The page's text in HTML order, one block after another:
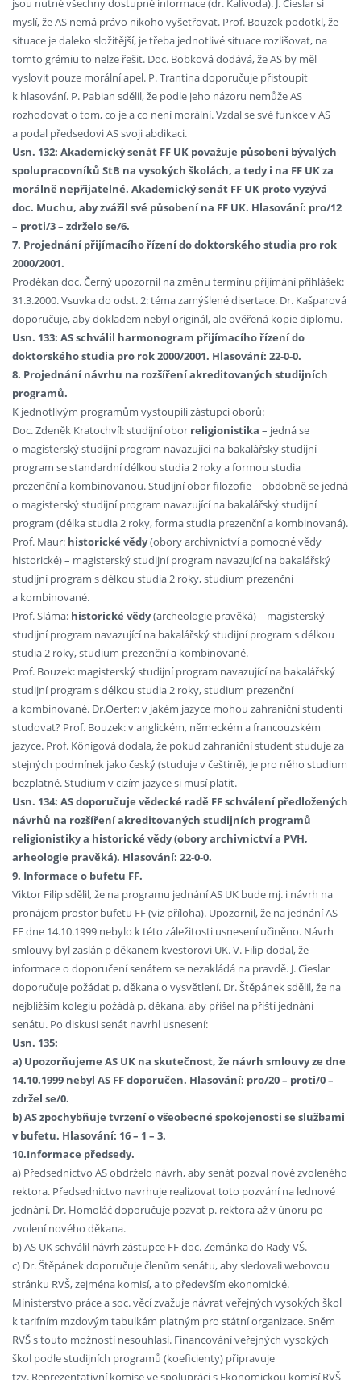
jsou nutné všechny dostupné informace (dr. Kalivoda). J. Cieslar si
myslí, že AS nemá právo nikoho vyšetřovat. Prof. Bouzek podotkl, že
situace je daleko složitější, je třeba jednotlivé situace rozlišovat, na
tomto grémiu to nelze řešit. Doc. Bobková dodává, že AS by měl
vyslovit pouze morální apel. P. Trantina doporučuje přistoupit
k hlasování. P. Pabian sdělil, že podle jeho názoru nemůže AS
rozhodovat o tom, co je a co není morální. Vzdal se své funkce v AS
a podal předsedovi AS svoji abdikaci.
Usn. 132: Akademický senát FF UK považuje působení bývalých
spolupracovníků StB na vysokých školách, a tedy i na FF UK za
morálně nepřijatelné. Akademický senát FF UK proto vyzývá
doc. Muchu, aby zvážil své působení na FF UK. Hlasování: pro/12
– proti/3 – zdrželo se/6.
7. Projednání přijímacího řízení do doktorského studia pro rok
2000/2001.
Proděkan doc. Černý upozornil na změnu termínu přijímání přihlášek:
31.3.2000. Vsuvka do odst. 2: téma zamýšlené disertace. Dr. Kašparová
doporučuje, aby dokladem nebyl originál, ale ověřená kopie diplomu.
Usn. 133: AS schválil harmonogram přijímacího řízení do
doktorského studia pro rok 2000/2001. Hlasování: 22-0-0.
8. Projednání návrhu na rozšíření akreditovaných studijních
programů.
K jednotlivým programům vystoupili zástupci oborů:
Doc. Zdeněk Kratochvíl: studijní obor religionistika – jedná se
o magisterský studijní program navazující na bakalářský studijní
program se standardní délkou studia 2 roky a formou studia
prezenční a kombinovanou. Studijní obor filozofie – obdobně se jedná
o magisterský studijní program navazující na bakalářský studijní
program (délka studia 2 roky, forma studia prezenční a kombinovaná).
Prof. Maur: historické vědy(obory archivnictví a pomocné vědy
historické) – magisterský studijní program navazující na bakalářský
studijní program s délkou studia 2 roky, studium prezenční
a kombinované.
Prof. Sláma: historické vědy(archeologie pravěká) – magisterský
studijní program navazující na bakalářský studijní program s délkou
studia 2 roky, studium prezenční a kombinované.
Prof. Bouzek: magisterský studijní program navazující na bakalářský
studijní program s délkou studia 2 roky, studium prezenční
a kombinované. Dr.Oerter: v jakém jazyce mohou zahraniční studenti
studovat? Prof. Bouzek: v anglickém, německém a francouzském
jazyce. Prof. Königová dodala, že pokud zahraniční student studuje za
stejných podmínek jako český (studuje v češtině), je pro něho studium
bezplatné. Studium v cizím jazyce si musí platit.
Usn. 134: AS doporučuje vědecké radě FF schválení předložených
návrhů na rozšíření akreditovaných studijních programů
religionistiky a historické vědy (obory archivnictví a PVH,
arheologie pravěká). Hlasování: 22-0-0.
9. Informace o bufetu FF.
Viktor Filip sdělil, že na programu jednání AS UK bude mj. i návrh na
pronájem prostor bufetu FF (viz příloha). Upozornil, že na jednání AS
FF dne 14.10.1999 nebylo k této záležitosti usnesení učiněno. Návrh
smlouvy byl zaslán p děkanem kvestorovi UK. V. Filip dodal, že
informace o doporučení senátem se nezakládá na pravdě. J. Cieslar
doporučuje požádat p. děkana o vysvětlení. Dr. Štěpánek sdělil, že na
nejbližším kolegiu požádá p. děkana, aby přišel na příští jednání
senátu. Po diskusi senát navrhl usnesení:
Usn. 135:
a) Upozorňujeme AS UK na skutečnost, že návrh smlouvy ze dne
14.10.1999 nebyl AS FF doporučen. Hlasování: pro/20 – proti/0 –
zdržel se/0.
b) AS zpochybňuje tvrzení o všeobecné spokojenosti se službami
v bufetu. Hlasování: 16 – 1 – 3.
10.Informace předsedy.
a) Předsednictvo AS obdrželo návrh, aby senát pozval nově zvoleného
rektora. Předsednictvo navrhuje realizovat toto pozvání na lednové
jednání. Dr. Homoláč doporučuje pozvat p. rektora až v únoru po
zvolení nového děkana.
b) AS UK schválil návrh zástupce FF doc. Zemánka do Rady VŠ.
c) Dr. Štěpánek doporučuje členům senátu, aby sledovali webovou
stránku RVŠ, zejména komisí, a to především ekonomické.
Ministerstvo práce a soc. věcí zvažuje návrat veřejných vysokých škol
k tarifním mzdovým tabulkám platným pro státní organizace. Sněm
RVŠ s touto možností nesouhlasí. Financování veřejných vysokých
škol podle studijních programů (koeficienty) připravuje
tzv. Reprezentativní komise ve spolupráci s Ekonomickou komisí RVŠ